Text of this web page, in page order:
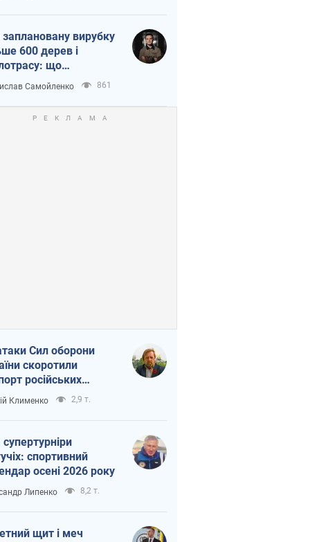
вирубку
600 дерев і
що
на Теремках
Самойленко 861
Сил оборони
скоротили
російських
Клименко 2,9 т.
спортивний
осені 2026 року
Липенко 8,2 т.
щит і меч